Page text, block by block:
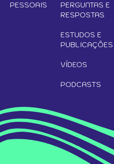
PESSOAIS
PERGUNTAS E
RESPOSTAS
ESTUDOS E
PUBLICAÇÕES
VÍDEOS
PODCASTS